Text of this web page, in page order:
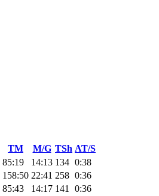
TM M/G TSh AT/S
85:19 14:13 134 0:38
158:50 22:41 258 0:36
85:43 14:17 141
0:36